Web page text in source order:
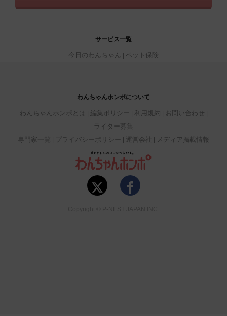
サービス一覧
今日のわんちゃん ペット保険
わんちゃんホンポについて
わんちゃんホンポとは 編集ポリシー 利用規約
お問い合わせ
ライター募集
専門家一覧
プライバシーポリシー 運営会社 メディア掲載情報